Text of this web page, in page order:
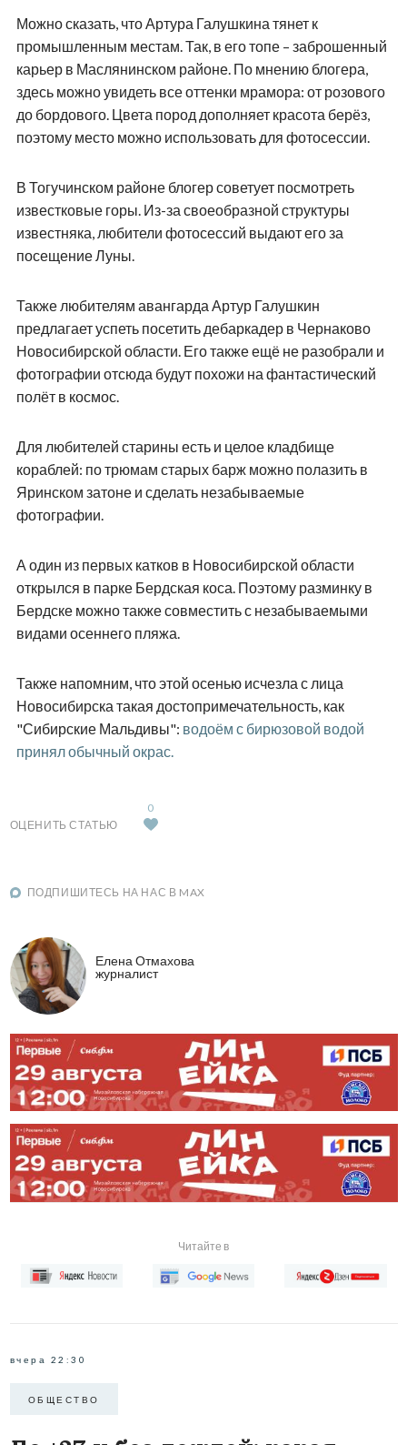
Можно сказать, что Артура Галушкина тянет к
промышленным местам. Так, в его топе – заброшенный
карьер в Маслянинском районе. По мнению блогера,
здесь можно увидеть все оттенки мрамора: от розового
до бордового. Цвета пород дополняет красота берёз,
поэтому место можно использовать для фотосессии.
В Тогучинском районе блогер советует посмотреть
известковые горы. Из-за своеобразной структуры
известняка, любители фотосессий выдают его за
посещение Луны.
Также любителям авангарда Артур Галушкин
предлагает успеть посетить дебаркадер в Чернаково
Новосибирской области. Его также ещё не разобрали и
фотографии отсюда будут похожи на фантастический
полёт в космос.
Для любителей старины есть и целое кладбище
кораблей: по трюмам старых барж можно полазить в
Яринском затоне и сделать незабываемые
фотографии.
А один из первых катков в Новосибирской области
открылся в парке Бердская коса. Поэтому разминку в
Бердске можно также совместить с незабываемыми
видами осеннего пляжа.
Также напомним, что этой осенью исчезла с лица
Новосибирска такая достопримечательность, как
"Сибирские Мальдивы": водоём с бирюзовой водой
принял обычный окрас.
ОЦЕНИТЬ СТАТЬЮ
0
ПОДПИШИТЕСЬ НА НАС В MAX
Елена Отмахова
журналист
Читайте в
вчера 22:30
ОБЩЕСТВО